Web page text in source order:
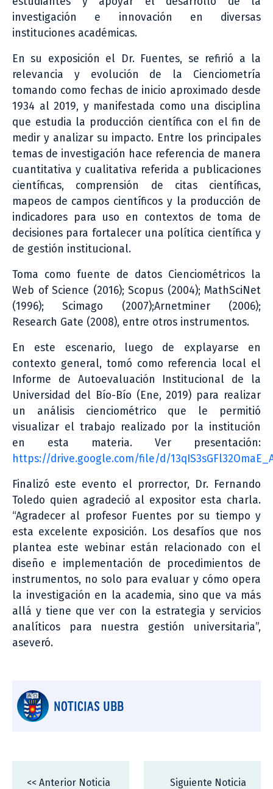
investigación e innovación en diversas
instituciones académicas.
En su exposición el Dr. Fuentes, se refirió a la
relevancia y evolución de la Cienciometría
tomando como fechas de inicio aproximado desde
1934 al 2019, y manifestada como una disciplina
que estudia la producción científica con el fin de
medir y analizar su impacto. Entre los principales
temas de investigación hace referencia de manera
cuantitativa y cualitativa referida a publicaciones
científicas, comprensión de citas científicas,
mapeos de campos científicos y la producción de
indicadores para uso en contextos de toma de
decisiones para fortalecer una política científica y
de gestión institucional.
Toma como fuente de datos Cienciométricos la
Web of Science (2016); Scopus (2004); MathSciNet
(1996); Scimago (2007);Arnetminer (2006);
Research Gate (2008), entre otros instrumentos.
En este escenario, luego de explayarse en
contexto general, tomó como referencia local el
Informe de Autoevaluación Institucional de la
Universidad del Bío-Bío (Ene, 2019) para realizar
un análisis cienciométrico que le permitió
visualizar el trabajo realizado por la institución
en esta materia. Ver presentación:
https://drive.google.com/file/d/
Finalizó este evento el prorrector, Dr. Fernando
Toledo quien agradeció al expositor esta charla.
“Agradecer al profesor Fuentes por su tiempo y
esta excelente exposición. Los desafíos que nos
plantea este webinar están relacionado con el
diseño e implementación de procedimientos de
instrumentos, no solo para evaluar y cómo opera
la investigación en la academia, sino que va más
allá y tiene que ver con la estrategia y servicios
analíticos para nuestra gestión universitaria”,
aseveró.
NOTICIAS UBB
<< Anterior Noticia
Siguiente Noticia